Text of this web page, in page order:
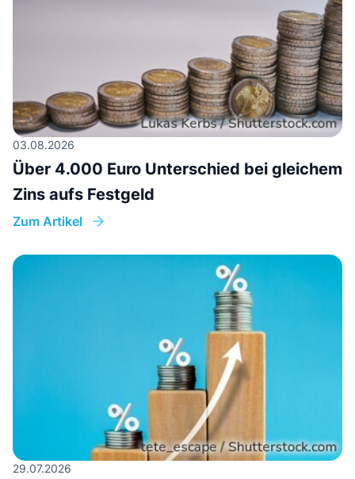
03.08.2026
Über 4.000 Euro Unterschied bei gleichem
Zins aufs Festgeld
Zum Artikel
29.07.2026